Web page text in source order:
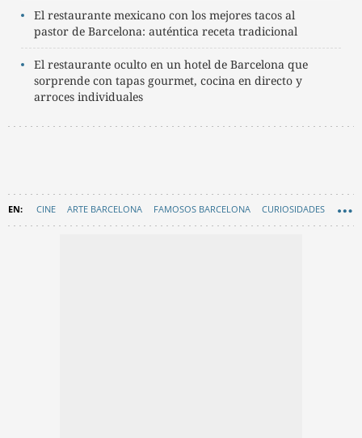
El restaurante mexicano con los mejores tacos al
pastor de Barcelona: auténtica receta tradicional
El restaurante oculto en un hotel de Barcelona que
sorprende con tapas gourmet, cocina en directo y
arroces individuales
CINE ARTE BARCELONA FAMOSOS BARCELONA CURIOSIDADES